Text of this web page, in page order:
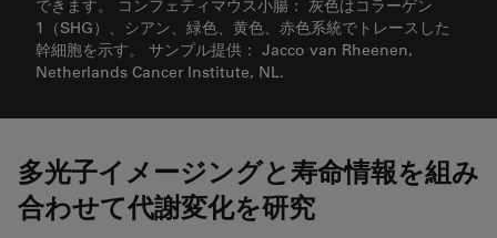
できます。 コンフェティマウス小腸： 灰色はコラーゲン
1（SHG）、シアン、緑色、黄色、赤色系統でトレースした
幹細胞を示す。 サンプル提供： Jacco van Rheenen,
Netherlands Cancer Institute, NL.
多光子イメージングと寿命情報を組み
合わせて代謝変化を研究